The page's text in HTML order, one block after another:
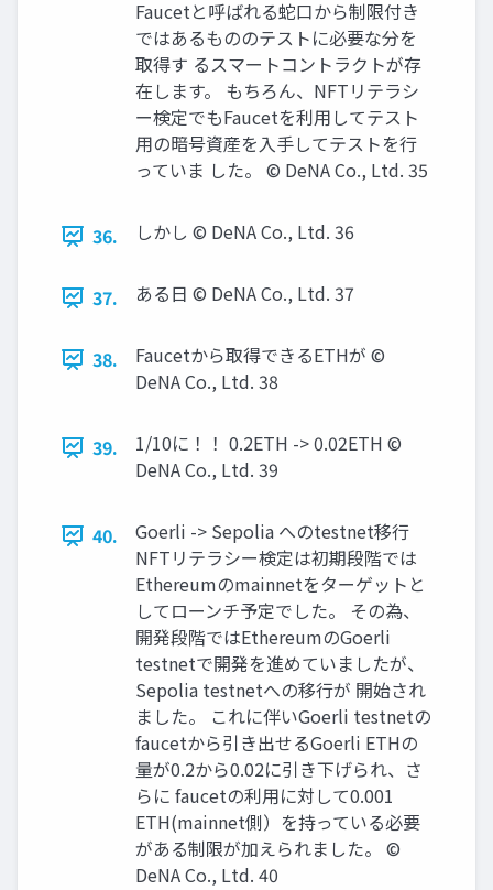
Faucetと呼ばれる蛇⼝から制限付き
ではあるもののテストに必要な分を
取得す るスマートコントラクトが存
在します。 もちろん、NFTリテラシ
ー検定でもFaucetを利⽤してテスト
⽤の暗号資産を⼊⼿してテストを⾏
っていま した。 © DeNA Co., Ltd. 35
36. しかし © DeNA Co., Ltd. 36
37. ある⽇ © DeNA Co., Ltd. 37
38.
Faucetから取得できるETHが ©
DeNA Co., Ltd. 38
39.
1/10に！！ 0.2ETH -> 0.02ETH ©
DeNA Co., Ltd. 39
40.
Goerli -> Sepolia へのtestnet移⾏
NFTリテラシー検定は初期段階では
Ethereumのmainnetをターゲットと
してローンチ予定でした。 その為、
開発段階ではEthereumのGoerli
testnetで開発を進めていましたが、
Sepolia testnetへの移⾏が 開始され
ました。 これに伴いGoerli testnetの
faucetから引き出せるGoerli ETHの
量が0.2から0.02に引き下げられ、さ
らに faucetの利⽤に対して0.001
ETH(mainnet側）を持っている必要
がある制限が加えられました。 ©
DeNA Co., Ltd. 40